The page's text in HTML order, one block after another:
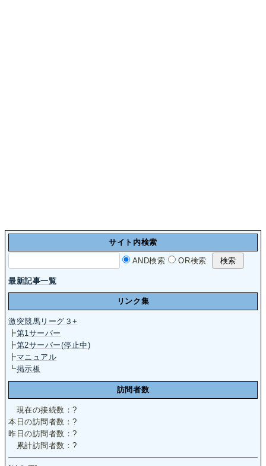
サイト内検索
AND検索 OR検索
最新記事一覧
リンク集
激突競馬リーグ３+
┣第1サーバー
┣第2サーバー(停止中)
┣マニュアル
┗掲示板
訪問者数
現在の接続数：?
本日の訪問者数：?
昨日の訪問者数：?
累計訪問者数：?